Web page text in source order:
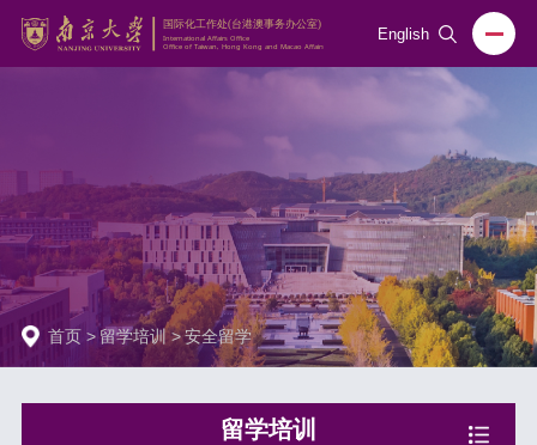
English
首页 > 留学培训 > 安全留学
留学培训